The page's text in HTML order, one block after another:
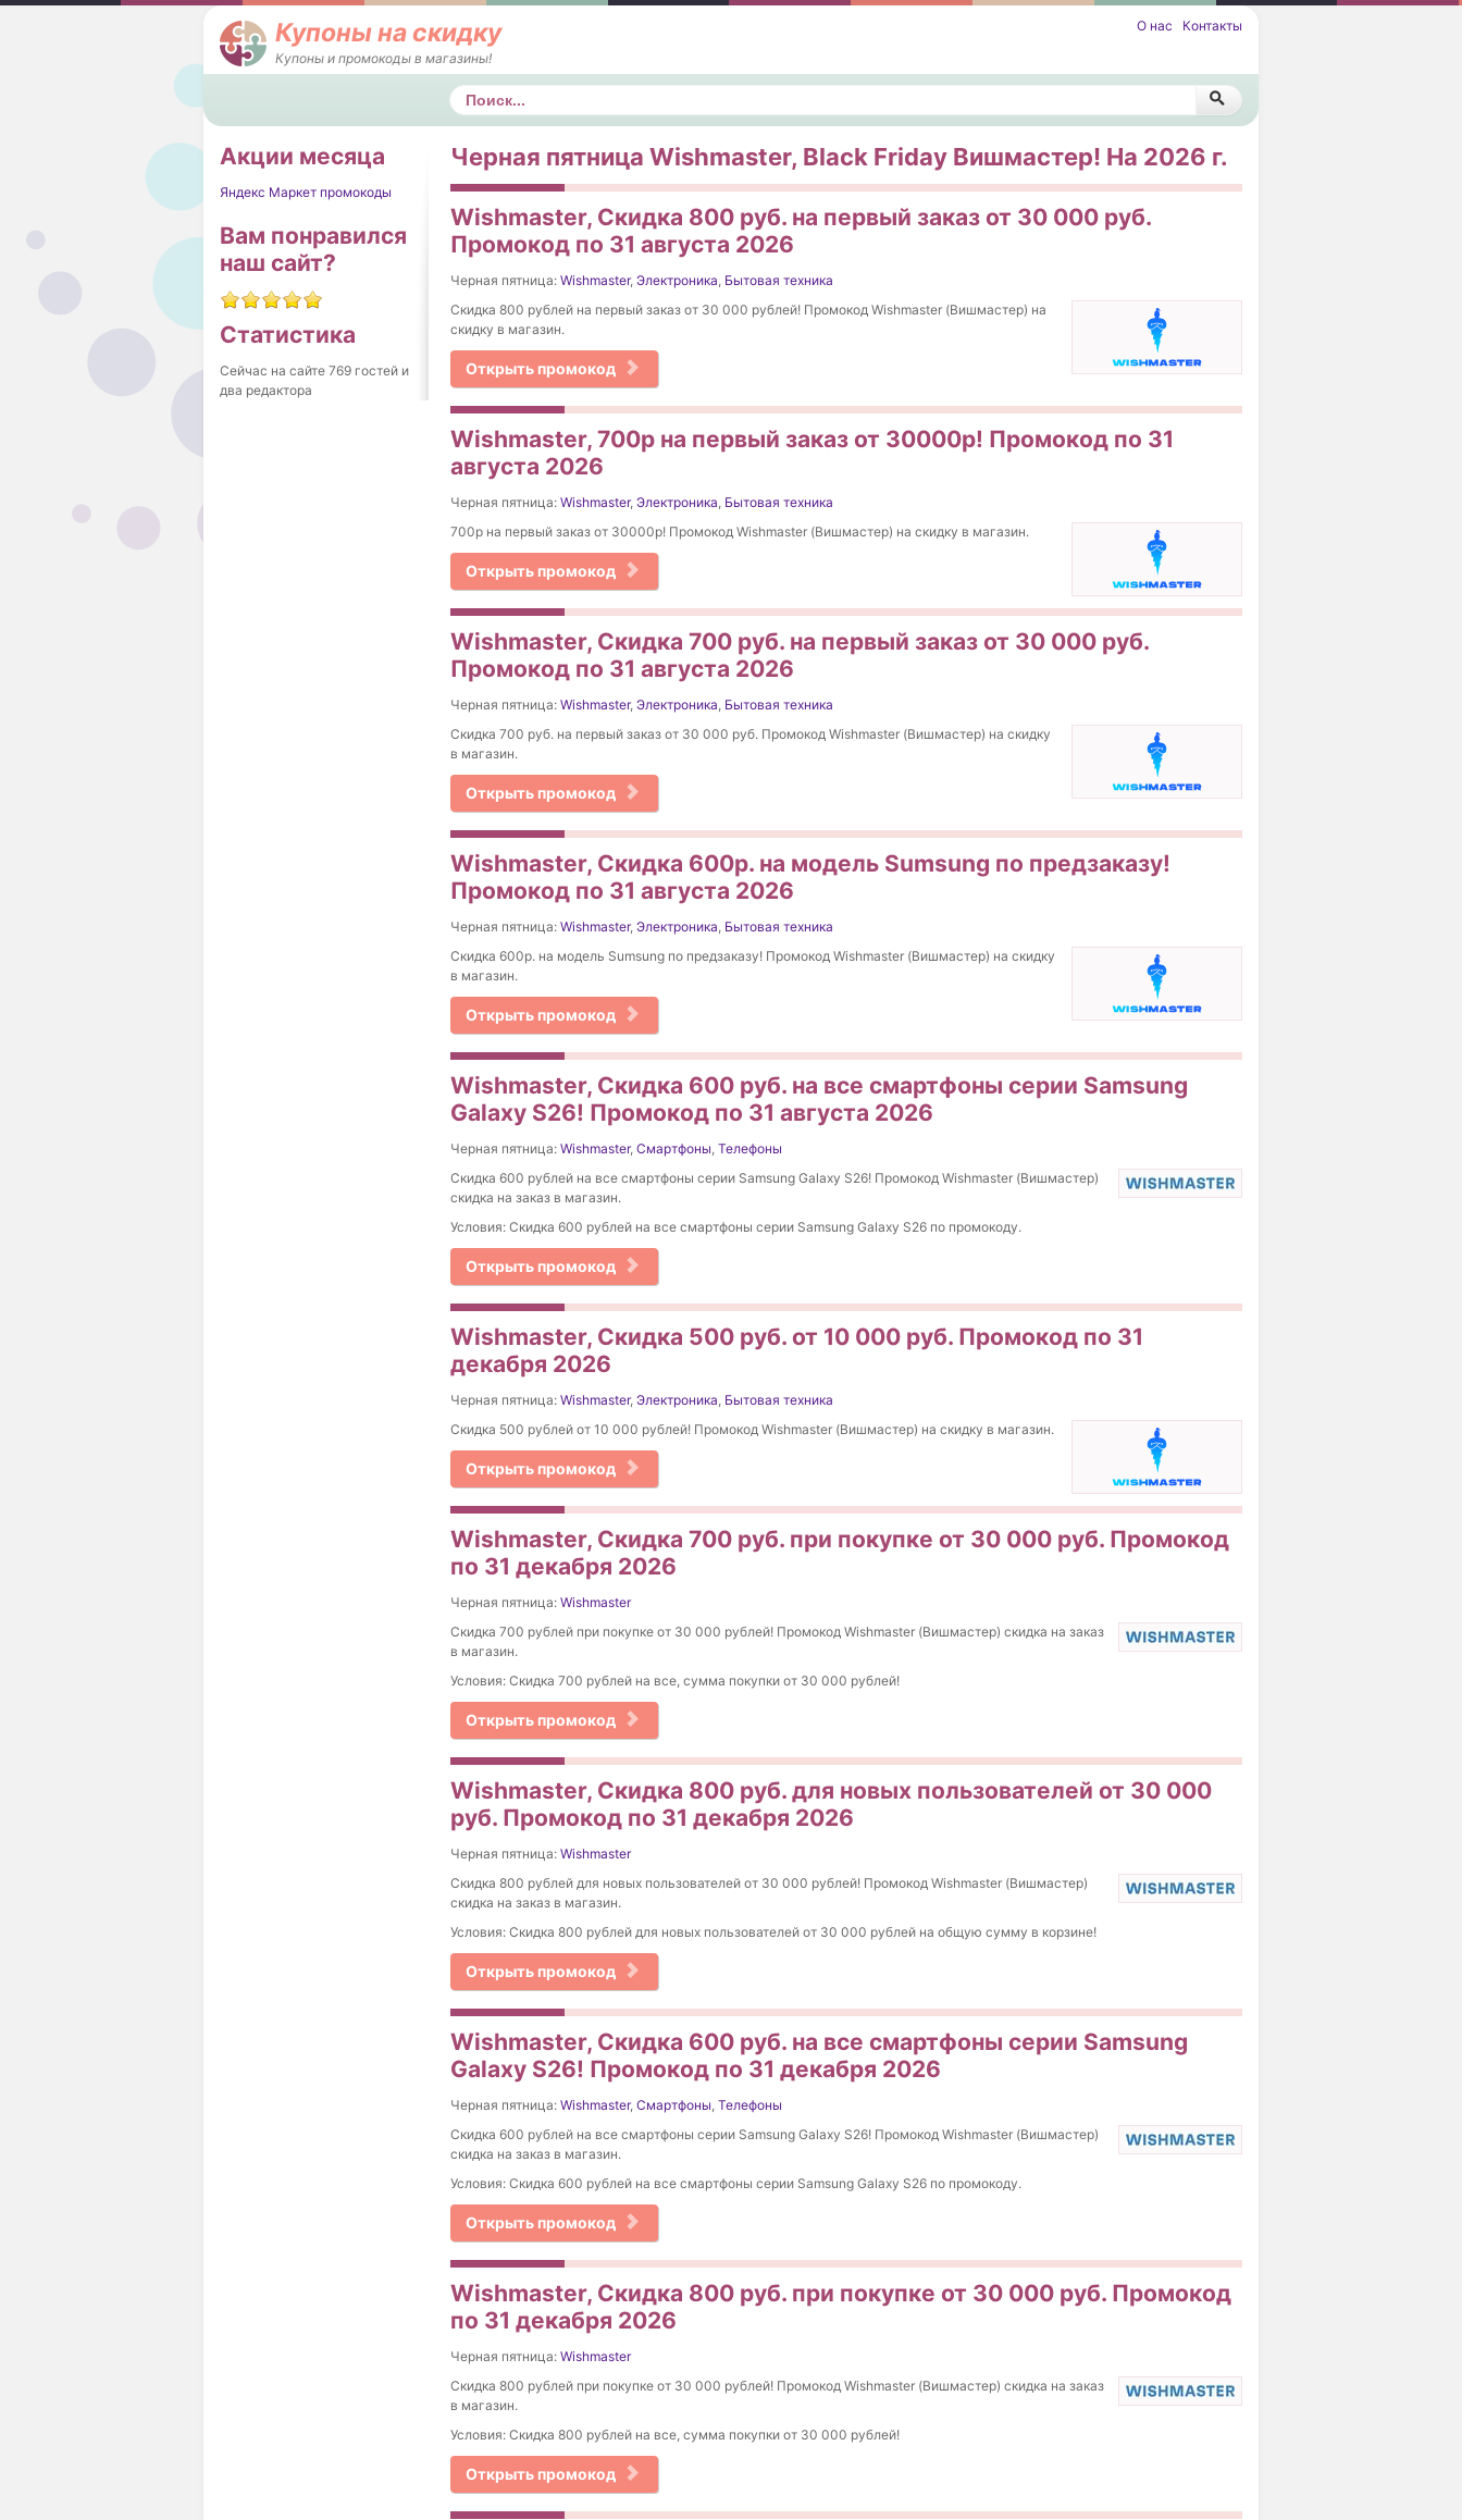
Купоны на скидку
Купоны и промокоды в магазины!
О нас Контакты
Поиск
Акции месяца
Яндекс Маркет промокоды
Вам понравился
наш сайт?
Статистика
Сейчас на сайте 769 гостей и
два редактора
Черная пятница Wishmaster, Black Friday Вишмастер! На 2026 г.
Wishmaster, Скидка 800 руб. на первый заказ от 30 000 руб.
Промокод по 31 августа 2026
Черная пятница: Wishmaster, Электроника, Бытовая техника
Скидка 800 рублей на первый заказ от 30 000 рублей! Промокод Wishmaster (Вишмастер) на
скидку в магазин.
Открыть промокод
Wishmaster, 700р на первый заказ от 30000р! Промокод по 31
августа 2026
Черная пятница: Wishmaster, Электроника, Бытовая техника
700р на первый заказ от 30000р! Промокод Wishmaster (Вишмастер) на скидку в магазин.
Открыть промокод
Wishmaster, Скидка 700 руб. на первый заказ от 30 000 руб.
Промокод по 31 августа 2026
Черная пятница: Wishmaster, Электроника, Бытовая техника
Скидка 700 руб. на первый заказ от 30 000 руб. Промокод Wishmaster (Вишмастер) на скидку
в магазин.
Открыть промокод
Wishmaster, Скидка 600р. на модель Sumsung по предзаказу!
Промокод по 31 августа 2026
Черная пятница: Wishmaster, Электроника, Бытовая техника
Скидка 600р. на модель Sumsung по предзаказу! Промокод Wishmaster (Вишмастер) на скидку
в магазин.
Открыть промокод
Wishmaster, Скидка 600 руб. на все смартфоны серии Samsung
Galaxy S26! Промокод по 31 августа 2026
Черная пятница: Wishmaster, Смартфоны, Телефоны
Скидка 600 рублей на все смартфоны серии Samsung Galaxy S26! Промокод Wishmaster (Вишмастер)
скидка на заказ в магазин.
Условия: Скидка 600 рублей на все смартфоны серии Samsung Galaxy S26 по промокоду.
Открыть промокод
Wishmaster, Скидка 500 руб. от 10 000 руб. Промокод по 31
декабря 2026
Черная пятница: Wishmaster, Электроника, Бытовая техника
Скидка 500 рублей от 10 000 рублей! Промокод Wishmaster (Вишмастер) на скидку в магазин.
Открыть промокод
Wishmaster, Скидка 700 руб. при покупке от 30 000 руб. Промокод
по 31 декабря 2026
Черная пятница: Wishmaster
Скидка 700 рублей при покупке от 30 000 рублей! Промокод Wishmaster (Вишмастер) скидка на заказ
в магазин.
Условия: Скидка 700 рублей на все, сумма покупки от 30 000 рублей!
Открыть промокод
Wishmaster, Скидка 800 руб. для новых пользователей от 30 000
руб. Промокод по 31 декабря 2026
Черная пятница: Wishmaster
Скидка 800 рублей для новых пользователей от 30 000 рублей! Промокод Wishmaster (Вишмастер)
скидка на заказ в магазин.
Условия: Скидка 800 рублей для новых пользователей от 30 000 рублей на общую сумму в корзине!
Открыть промокод
Wishmaster, Скидка 600 руб. на все смартфоны серии Samsung
Galaxy S26! Промокод по 31 декабря 2026
Черная пятница: Wishmaster, Смартфоны, Телефоны
Скидка 600 рублей на все смартфоны серии Samsung Galaxy S26! Промокод Wishmaster (Вишмастер)
скидка на заказ в магазин.
Условия: Скидка 600 рублей на все смартфоны серии Samsung Galaxy S26 по промокоду.
Открыть промокод
Wishmaster, Скидка 800 руб. при покупке от 30 000 руб. Промокод
по 31 декабря 2026
Черная пятница: Wishmaster
Скидка 800 рублей при покупке от 30 000 рублей! Промокод Wishmaster (Вишмастер) скидка на заказ
в магазин.
Условия: Скидка 800 рублей на все, сумма покупки от 30 000 рублей!
Открыть промокод